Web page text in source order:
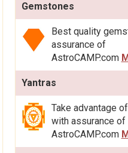
Gemstones
Best quality
assurance of
AstroCAMP.com
Yantras
Take advantage
with assurance of
AstroCAMP.com